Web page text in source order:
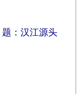
题：汉江源头